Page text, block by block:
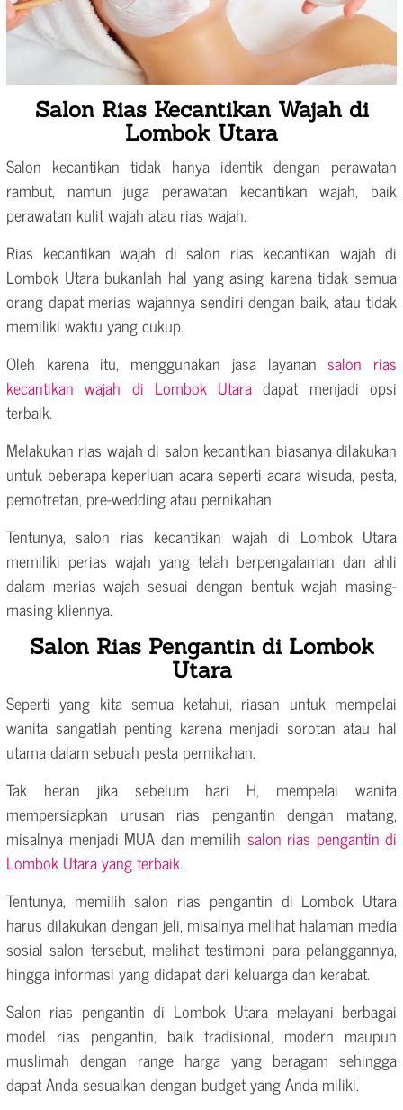
Salon Rias Kecantikan Wajah di
Lombok Utara
Salon kecantikan tidak hanya identik dengan perawatan
rambut, namun juga perawatan kecantikan wajah, baik
perawatan kulit wajah atau rias wajah.
Rias kecantikan wajah di salon rias kecantikan wajah di
Lombok Utara bukanlah hal yang asing karena tidak semua
orang dapat merias wajahnya sendiri dengan baik, atau tidak
memiliki waktu yang cukup.
Oleh karena itu, menggunakan jasa layanan salon rias
kecantikan wajah di Lombok Utara dapat menjadi opsi
terbaik.
Melakukan rias wajah di salon kecantikan biasanya dilakukan
untuk beberapa keperluan acara seperti acara wisuda, pesta,
pemotretan, pre-wedding atau pernikahan.
Tentunya, salon rias kecantikan wajah di Lombok Utara
memiliki perias wajah yang telah berpengalaman dan ahli
dalam merias wajah sesuai dengan bentuk wajah masing-
masing kliennya.
Salon Rias Pengantin di Lombok
Utara
Seperti yang kita semua ketahui, riasan untuk mempelai
wanita sangatlah penting karena menjadi sorotan atau hal
utama dalam sebuah pesta pernikahan.
Tak heran jika sebelum hari H, mempelai wanita
mempersiapkan urusan rias pengantin dengan matang,
misalnya menjadi MUA dan memilih salon rias pengantin di
Lombok Utara yang terbaik.
Tentunya, memilih salon rias pengantin di Lombok Utara
harus dilakukan dengan jeli, misalnya melihat halaman media
sosial salon tersebut, melihat testimoni para pelanggannya,
hingga informasi yang didapat dari keluarga dan kerabat.
Salon rias pengantin di Lombok Utara melayani berbagai
model rias pengantin, baik tradisional, modern maupun
muslimah dengan range harga yang beragam sehingga
dapat Anda sesuaikan dengan budget yang Anda miliki.